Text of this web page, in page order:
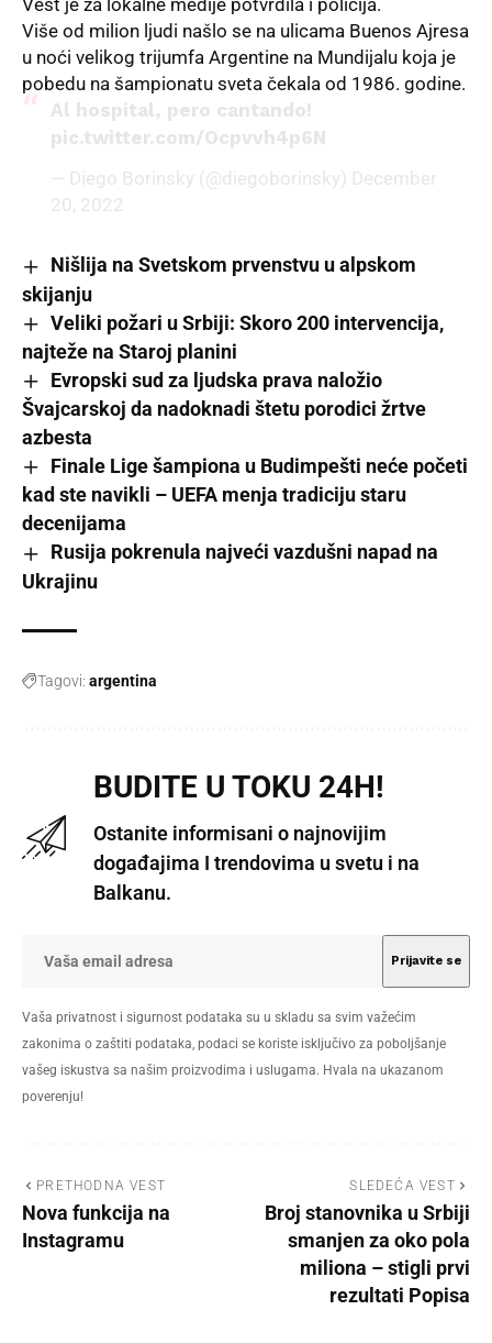
Više od milion ljudi našlo se na ulicama Buenos Ajresa
u noći velikog trijumfa Argentine na Mundijalu koja je
pobedu na šampionatu sveta čekala od 1986. godine.
Al hospital, pero cantando!
pic.twitter.com/Ocpvvh4p6N
— Diego Borinsky (@diegoborinsky) December
20, 2022
Nišlija na Svetskom prvenstvu u alpskom
skijanju
Veliki požari u Srbiji: Skoro 200 intervencija,
najteže na Staroj planini
Evropski sud za ljudska prava naložio
Švajcarskoj da nadoknadi štetu porodici žrtve
azbesta
Finale Lige šampiona u Budimpešti neće početi
kad ste navikli – UEFA menja tradiciju staru
decenijama
Rusija pokrenula najveći vazdušni napad na
Ukrajinu
Tagovi: argentina
BUDITE U TOKU 24H!
Ostanite informisani o najnovijim
događajima I trendovima u svetu i na
Balkanu.
Vaša privatnost i sigurnost podataka su u skladu sa svim važećim
zakonima o zaštiti podataka, podaci se koriste isključivo za poboljšanje
vašeg iskustva sa našim proizvodima i uslugama. Hvala na ukazanom
poverenju!
PRETHODNA VEST
Nova funkcija na
Instagramu
SLEDEĆA VEST
Broj stanovnika u Srbiji
smanjen za oko pola
miliona – stigli prvi
rezultati Popisa